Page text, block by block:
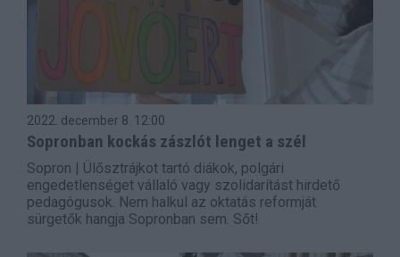
2022. december 8. 12:00
Sopronban kockás zászlót lenget a szél
Sopron | Ülősztrájkot tartó diákok, polgári
engedetlenséget vállaló vagy szolidarítást hirdető
pedagógusok. Nem halkul az oktatás reformját
sürgetők hangja Sopronban sem. Sőt!